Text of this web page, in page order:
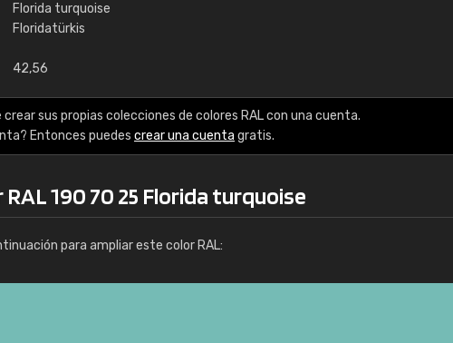
Florida turquoise
Floridatürkis
42,56
sus propias colecciones de colores RAL con una cuenta.
Entonces puedes crear una cuenta gratis.
190 70 25 Florida turquoise
para ampliar este color RAL:
RAL K7 a base de agua